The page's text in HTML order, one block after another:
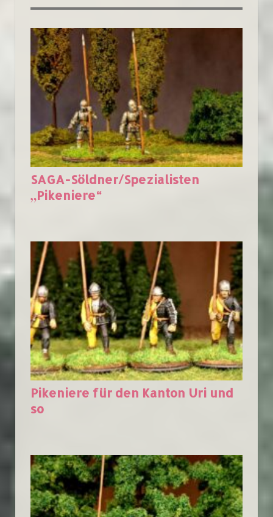
SAGA-Söldner/Spezialisten
„Pikeniere“
Pikeniere für den Kanton Uri und
so